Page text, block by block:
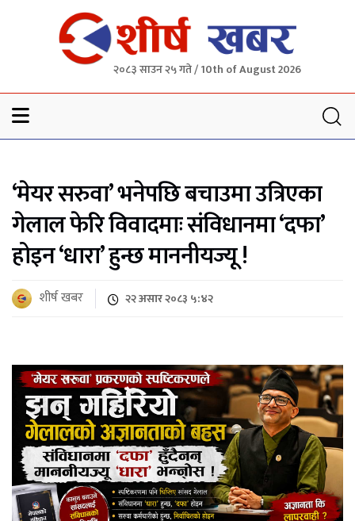
२०८३ साउन २५ गते / 10th of August 2026
‘मेयर सरुवा’ भनेपछि बचाउमा उत्रिएका
गेलाल फेरि विवादमाः संविधानमा ‘दफा’
होइन ‘धारा’ हुन्छ माननीयज्यू !
शीर्ष खबर २२ असार २०८३ ५:४२